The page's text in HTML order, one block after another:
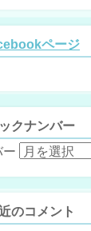
ページ
クナンバー
ー
のコメント